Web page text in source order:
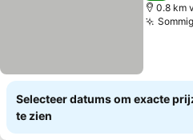
0.8 km
Selecteer datums om exacte
te zien